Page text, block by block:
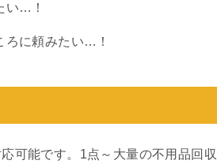
い…！
ろに頼みたい…！
可能です。1点～大量の不用品回収